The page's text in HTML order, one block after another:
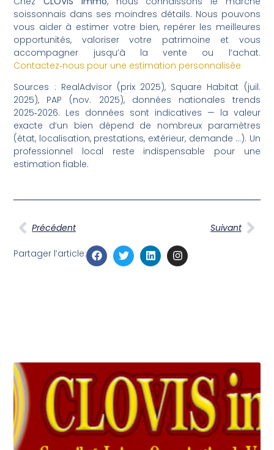
soissonnais dans ses moindres détails. Nous pouvons
vous aider à estimer votre bien, repérer les meilleures
opportunités, valoriser votre patrimoine et vous
accompagner jusqu’à la vente ou l’achat.
Contactez‑nous pour une estimation personnalisée
Sources : RealAdvisor (prix 2025), Square Habitat (juil.
2025), PAP (nov. 2025), données nationales trends
2025‑2026. Les données sont indicatives — la valeur
exacte d’un bien dépend de nombreux paramètres
(état, localisation, prestations, extérieur, demande …). Un
professionnel local reste indispensable pour une
estimation fiable.
Précédent Suivant
Partager l’article: